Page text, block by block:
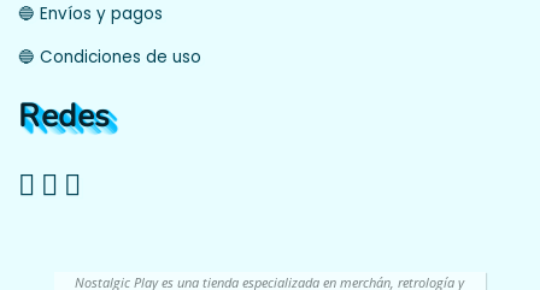
🔵 Envíos y pagos
🔵 Condiciones de uso
Redes
Nostalgic Play es una tienda especializada en merchán, retrología y